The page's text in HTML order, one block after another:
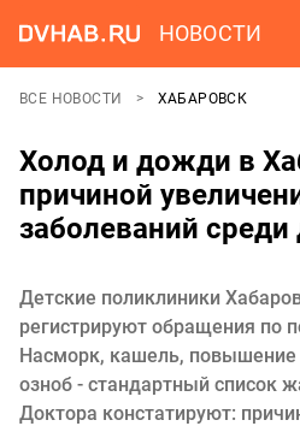
НОВОСТИ
ВСЕ НОВОСТИ ХАБАРОВСК
Холод и дожди в
причиной
заболеваний среди
Детские поликлиники
регистрируют обращения по
Насморк, кашель, повышение
озноб - стандартный список
Доктора констатируют: